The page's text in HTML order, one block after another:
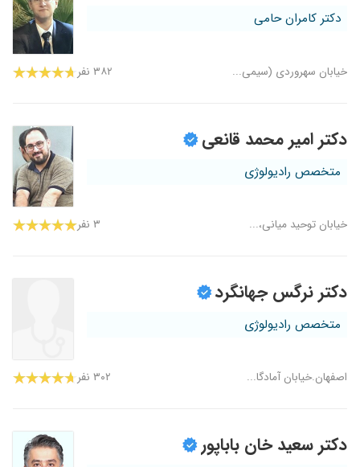
دکتر کامران حامی
خیابان سهروردی (سیمی... ۳۸۲ نفر
دکتر امیر محمد قانعی
متخصص رادیولوژی
خیابان توحید میانی،... ۳ نفر
دکتر نرگس جهانگرد
متخصص رادیولوژی
اصفهان.خیابان آمادگا... ۳۰۲ نفر
دکتر سعید خان باباپور